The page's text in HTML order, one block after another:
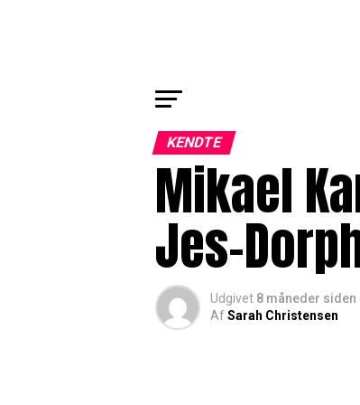
KENDTE
Mikael
Jes-
Udgivet 8 måneder siden
AfSarah Christensen